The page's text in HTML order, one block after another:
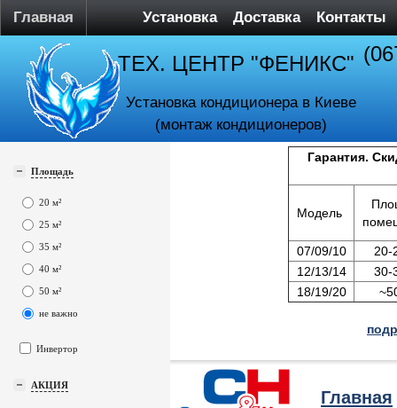
Главная Установка Доставка Контакты
ТЕХ. ЦЕНТР "ФЕНИКС"
Установка кондиционера в Киеве
(монтаж кондиционеров)
Площадь
20 м²
25 м²
35 м²
40 м²
50 м²
не важно
Инвертор
АКЦИЯ
Гарантия.
Модель
07/09/10
20-
12/13/14
30-
18/19/20
Главная